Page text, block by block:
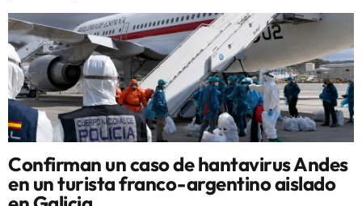
Confirman un caso de hantavirus Andes
en un turista franco-argentino aislado